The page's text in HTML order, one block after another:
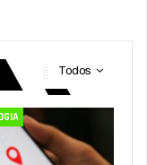
Todos